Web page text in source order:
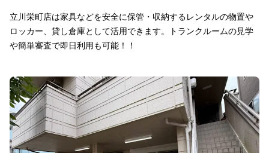
立川栄町店は家具などを安全に保管・収納するレンタルの物置や
ロッカー、貸し倉庫として活用できます。トランクルームの見学
や簡単審査で即日利用も可能！！